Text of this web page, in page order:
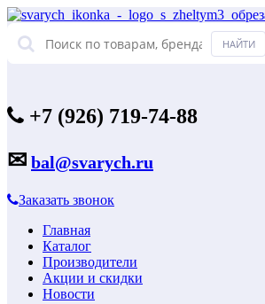
+7 (926) 719-74-88
✉ bal@svarych.ru
Заказать звонок
Главная
Каталог
Производители
Акции и скидки
Новости